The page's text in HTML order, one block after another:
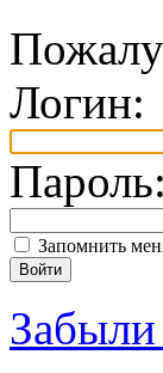
Логин:
Пароль:
Запомнить
Забыли